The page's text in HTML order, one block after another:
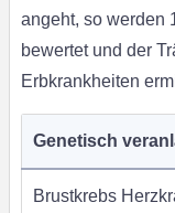
angeht, so werden
bewertet und der
Erbkrankheiten
Genetisch
Brustkrebs